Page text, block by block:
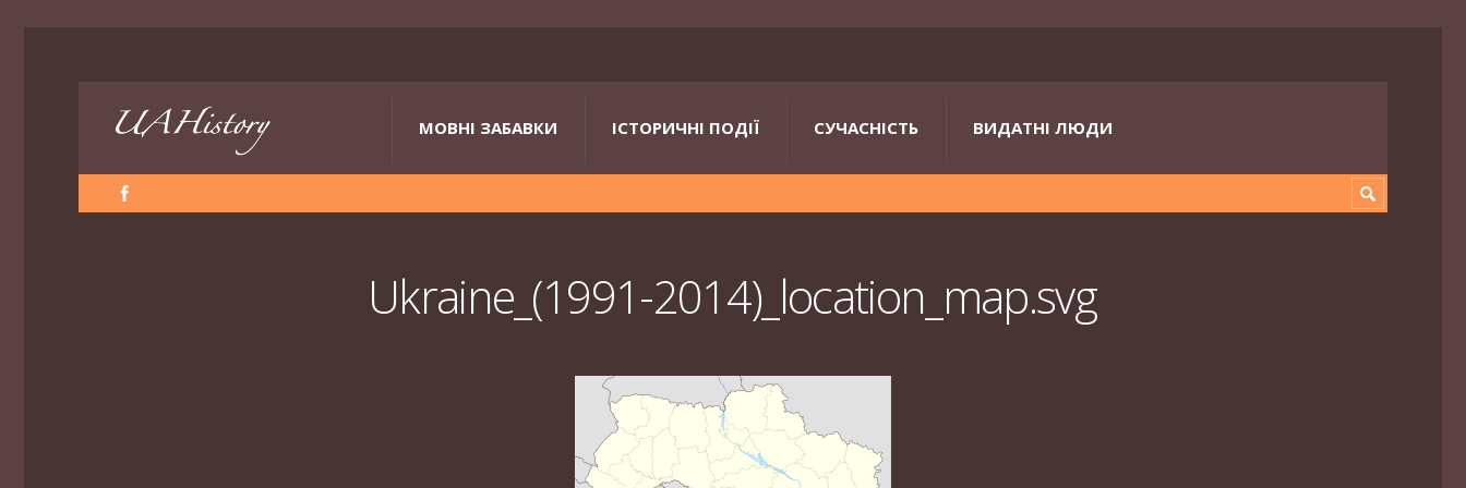
МОВНІ ЗАБАВКИ ІСТОРИЧНІ ПОДІЇ СУЧАСНІСТЬ ВИДАТНІ ЛЮДИ
Ukraine_(1991-2014)_location_map.svg